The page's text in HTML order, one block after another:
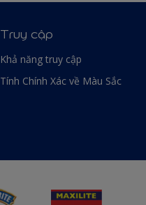
Truy cập
Khả năng truy cập
Tính Chính Xác về Màu Sắc